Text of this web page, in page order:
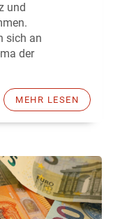
und
sich an
der
MEHR LESEN